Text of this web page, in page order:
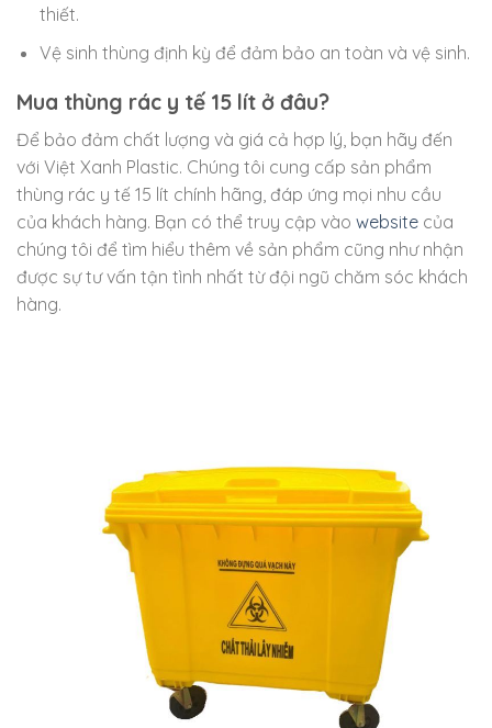
thiết.
Vệ sinh thùng định kỳ để đảm bảo an toàn và vệ sinh.
Mua thùng rác y tế 15 lít ở đâu?
Để bảo đảm chất lượng và giá cả hợp lý, bạn hãy đến
với Việt Xanh Plastic. Chúng tôi cung cấp sản phẩm
thùng rác y tế 15 lít chính hãng, đáp ứng mọi nhu cầu
của khách hàng. Bạn có thể truy cập vào website của
chúng tôi để tìm hiểu thêm về sản phẩm cũng như nhận
được sự tư vấn tận tình nhất từ đội ngũ chăm sóc khách
hàng.